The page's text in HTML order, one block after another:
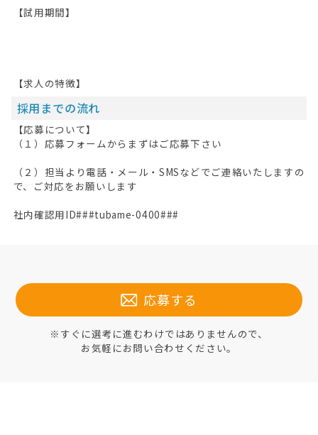
【試用期間】
【求人の特徴】
採用までの流れ
【応募について】
（１）応募フォームからまずはご応募下さい
（２）担当より電話・メール・SMSなどでご連絡いたしますの
で、ご対応をお願いします
社内確認用ID###tubame-0400###
応募する
※すぐに選考に進むわけではありませんので、
お気軽にお問い合わせください。